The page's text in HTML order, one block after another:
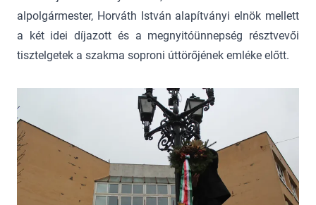
alpolgármester, Horváth István alapítványi elnök mellett
a két idei díjazott és a megnyitóünnepség résztvevői
tisztelgetek a szakma soproni úttörőjének emléke előtt.